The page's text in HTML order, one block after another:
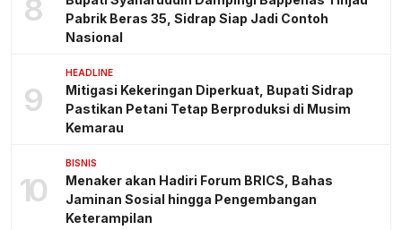
8
Pabrik Beras 35, Sidrap Siap Jadi Contoh
Nasional
9
HEADLINE
Mitigasi Kekeringan Diperkuat, Bupati Sidrap
Pastikan Petani Tetap Berproduksi di Musim
Kemarau
10
BISNIS
Menaker akan Hadiri Forum BRICS, Bahas
Jaminan Sosial hingga Pengembangan
Keterampilan